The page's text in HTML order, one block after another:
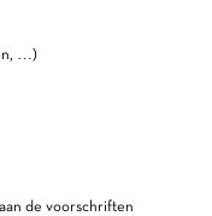
…)
de voorschriften